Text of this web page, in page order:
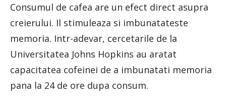
Consumul de cafea are un efect direct asupra
creierului. Il stimuleaza si imbunatateste
memoria. Intr-adevar, cercetarile de la
Universitatea Johns Hopkins au aratat
capacitatea cofeinei de a imbunatati memoria
pana la 24 de ore dupa consum.